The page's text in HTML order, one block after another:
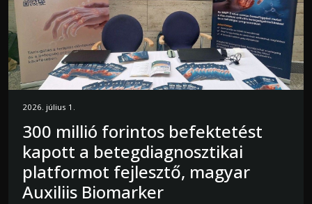
2026. július 1.
300 millió forintos befektetést
kapott a betegdiagnosztikai
platformot fejlesztő, magyar
Auxiliis Biomarker